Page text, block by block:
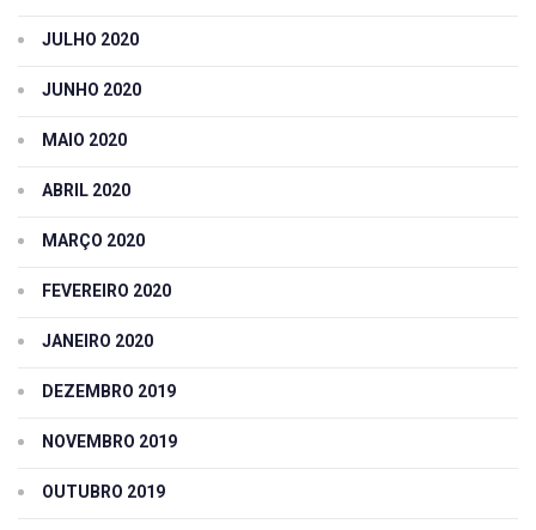
JULHO 2020
JUNHO 2020
MAIO 2020
ABRIL 2020
MARÇO 2020
FEVEREIRO 2020
JANEIRO 2020
DEZEMBRO 2019
NOVEMBRO 2019
OUTUBRO 2019